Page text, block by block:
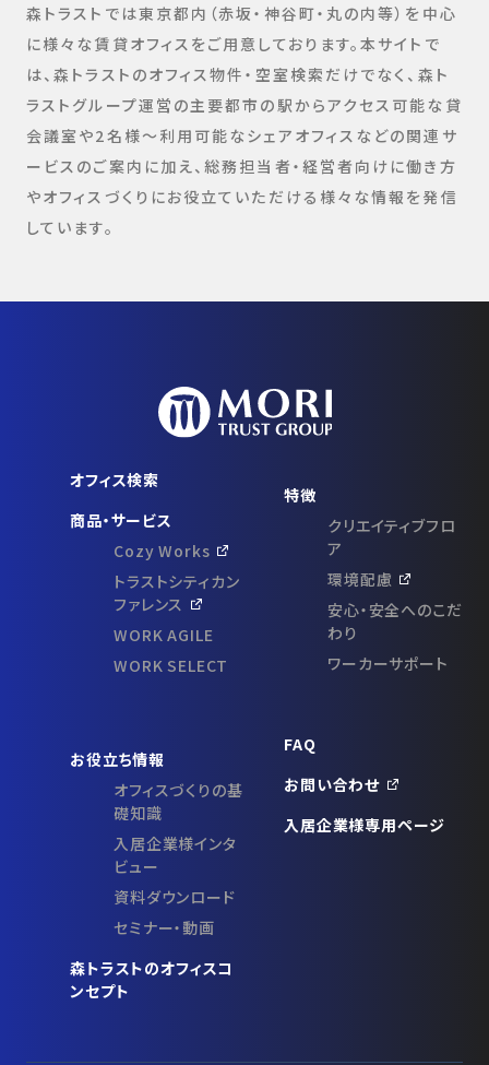
森トラストでは東京都内（赤坂・神谷町・丸の内等）を中心
に様々な賃貸オフィスをご用意しております。本サイトで
は、森トラストのオフィス物件・空室検索だけでなく、森ト
ラストグループ運営の主要都市の駅からアクセス可能な貸
会議室や2名様～利用可能なシェアオフィスなどの関連サ
ービスのご案内に加え、総務担当者・経営者向けに働き方
やオフィスづくりにお役立ていただける様々な情報を発信
しています。
オフィス検索
商品・サービス
Cozy Works
トラストシティカン
ファレンス
WORK AGILE
WORK SELECT
特徴
クリエイティブフロ
ア
環境配慮
安心・安全へのこだ
わり
ワーカーサポート
お役立ち情報
オフィスづくりの基
礎知識
入居企業様インタ
ビュー
資料ダウンロード
セミナー・動画
森トラストのオフィスコ
ンセプト
FAQ
お問い合わせ
入居企業様専用ページ